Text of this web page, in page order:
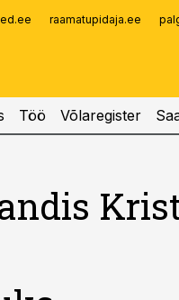
raamatupidaja.ee
Töö Võlaregister